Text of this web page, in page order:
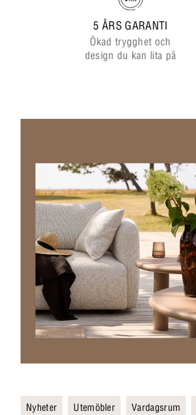
5 ÅRS GARANTI
Ökad trygghet och
design du kan lita på
Nyheter Utemöbler Vardagsrum